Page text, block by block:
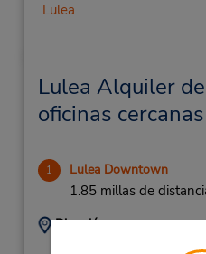
Lulea
Lulea Alquiler
oficinas cercanas
1 Lulea Downtown
1.85 millas de
Dirección: